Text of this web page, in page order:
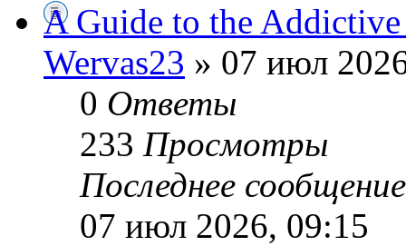
A Guide to the
Wervas23 » 07 июл
0 Ответы
233 Просмотры
Последнее
07 июл 2026, 09:15